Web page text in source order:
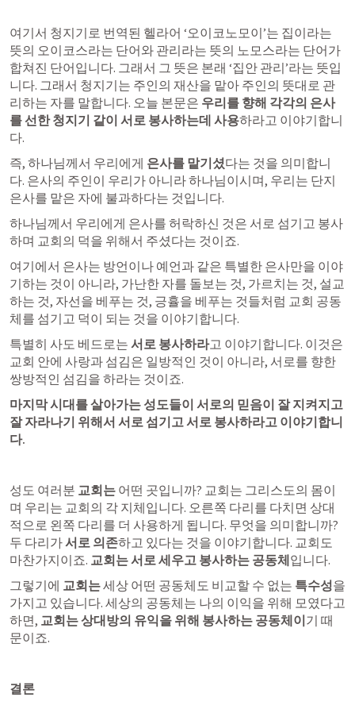
여기서 청지기로 번역된 헬라어 ‘오이코노모이’는 집이라는
뜻의 오이코스라는 단어와 관리라는 뜻의 노모스라는 단어가
합쳐진 단어입니다. 그래서 그 뜻은 본래 ‘집안 관리’라는 뜻입
니다. 그래서 청지기는 주인의 재산을 맡아 주인의 뜻대로 관
리하는 자를 말합니다. 오늘 본문은 우리를 향해 각각의 은사
를 선한 청지기 같이 서로 봉사하는데 사용하라고 이야기합니
다.
즉, 하나님께서 우리에게 은사를 맡기셨다는 것을 의미합니
다. 은사의 주인이 우리가 아니라 하나님이시며, 우리는 단지
은사를 맡은 자에 불과하다는 것입니다.
하나님께서 우리에게 은사를 허락하신 것은 서로 섬기고 봉사
하며 교회의 덕을 위해서 주셨다는 것이죠.
여기에서 은사는 방언이나 예언과 같은 특별한 은사만을 이야
기하는 것이 아니라, 가난한 자를 돌보는 것, 가르치는 것, 설교
하는 것, 자선을 베푸는 것, 긍휼을 베푸는 것들처럼 교회 공동
체를 섬기고 덕이 되는 것을 이야기합니다.
특별히 사도 베드로는 서로 봉사하라고 이야기합니다. 이것은
교회 안에 사랑과 섬김은 일방적인 것이 아니라, 서로를 향한
쌍방적인 섬김을 하라는 것이죠.
마지막 시대를 살아가는 성도들이 서로의 믿음이 잘 지켜지고
잘 자라나기 위해서 서로 섬기고 서로 봉사하라고 이야기합니
다.
성도 여러분 교회는 어떤 곳입니까? 교회는 그리스도의 몸이
며 우리는 교회의 각 지체입니다. 오른쪽 다리를 다치면 상대
적으로 왼쪽 다리를 더 사용하게 됩니다. 무엇을 의미합니까?
두 다리가 서로 의존하고 있다는 것을 이야기합니다. 교회도
마찬가지이죠. 교회는서로 세우고 봉사하는 공동체입니다.
그렇기에 교회는 세상 어떤 공동체도 비교할 수 없는 특수성을
가지고 있습니다. 세상의 공동체는 나의 이익을 위해 모였다고
하면, 교회는 상대방의 유익을 위해 봉사하는 공동체이기 때
문이죠.
결론